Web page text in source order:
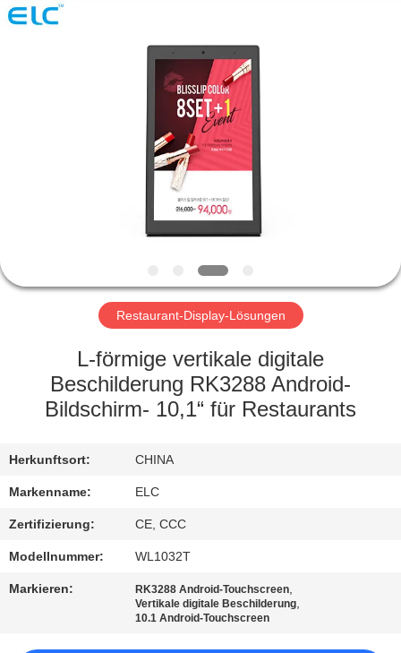
FABRIK-
AUSFLUG
QUALITÄTSKONTROLLE
SIE
MIT
UNS
IN
VERBINDUNG
Electron
Technology
Co.,
Restaurant-Display-Lösungen
L-förmige vertikale digitale
Beschilderung RK3288 Android-
Bildschirm- 10,1“ für Restaurants
Herkunftsort: CHINA
Markenname: ELC
Zertifizierung: CE, CCC
Modellnummer: WL1032T
Markieren: RK3288 Android-Touchscreen,
Vertikale digitale Beschilderung,
10.1 Android-Touchscreen